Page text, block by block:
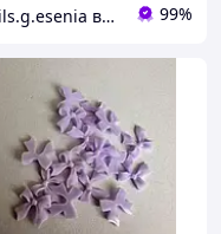
nails.g.esenia все для манікюру 99%